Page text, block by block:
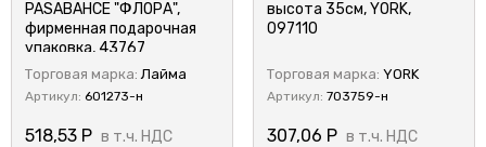
PASABAHCE "ФЛОРА",
фирменная подарочная
упаковка, 43767
Торговая марка: Лайма
Артикул: 601273-н
518,53 Р в т.ч. НДС
высота 35см, YORK,
097110
Торговая марка: YORK
Артикул: 703759-н
307,06 Р в т.ч. НДС